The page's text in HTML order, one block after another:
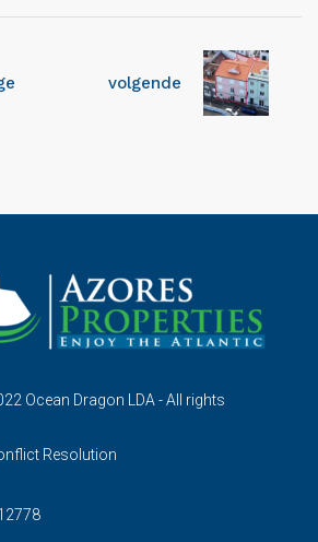
volgende
Ocean Dragon LDA - All rights
Resolution